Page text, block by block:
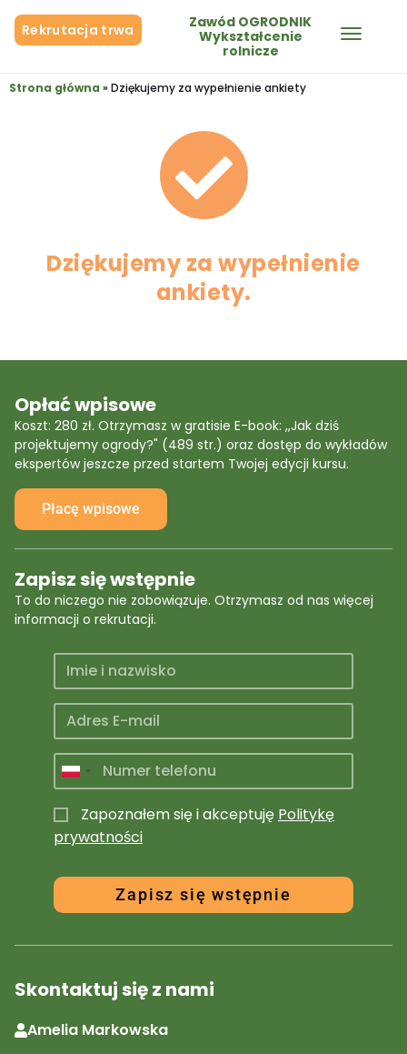
Rekrutacja trwa
Zawód OGRODNIK
Wykształcenie
rolnicze
Strona główna » Dziękujemy za wypełnienie ankiety
Dziękujemy za wypełnienie
ankiety.
Opłać wpisowe
Koszt: 280 zł. Otrzymasz w gratisie E-book: ,,Jak dziś
projektujemy ogrody?" (489 str.) oraz dostęp do wykładów
ekspertów jeszcze przed startem Twojej edycji kursu.
Płacę wpisowe
Zapisz się wstępnie
To do niczego nie zobowiązuje. Otrzymasz od nas więcej
informacji o rekrutacji.
P
l
a
+
Zapoznałem się i akceptuję Politykę
prywatności
Zapisz się wstępnie
Skontaktuj się z nami
Amelia Markowska